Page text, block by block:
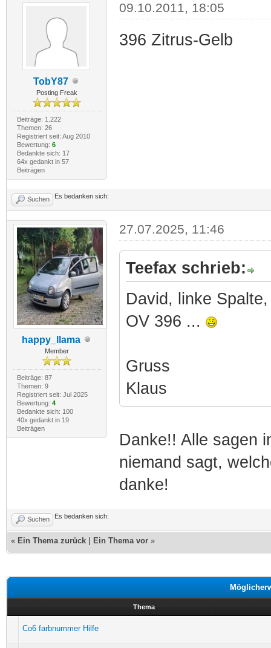
TobY87
Posting Freak
Beiträge: 1.222
Themen: 26
Registriert seit: Aug 2010
Bewertung: 6
Bedankte sich: 17
64x gedankt in 57
Beiträgen
09.10.2011, 18:05
396 Zitrus-Gelb
Suchen Es bedanken sich:
happy_llama
Member
Beiträge: 87
Themen: 9
Registriert seit: Jul 2025
Bewertung: 4
Bedankte sich: 100
40x gedankt in 19
Beiträgen
27.07.2025, 11:46
Teefax schrieb:
David, linke
OV 396 ...
Gruss
Klaus
Danke!! Alle sagen
niemand sagt,
danke!
Suchen Es bedanken sich:
« Ein Thema zurück Ein Thema vor »
Thema
Co6 farbnummer Hilfe